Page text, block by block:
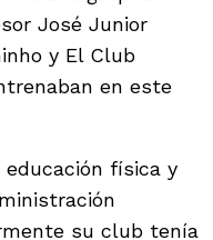
José Junior
y El Club
en este
educación física y
su club tenía